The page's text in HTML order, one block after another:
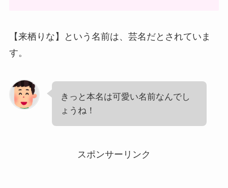
【来栖りな】という名前は、芸名だとされていま
す。
きっと本名は可愛い名前なんでし
ょうね！
スポンサーリンク